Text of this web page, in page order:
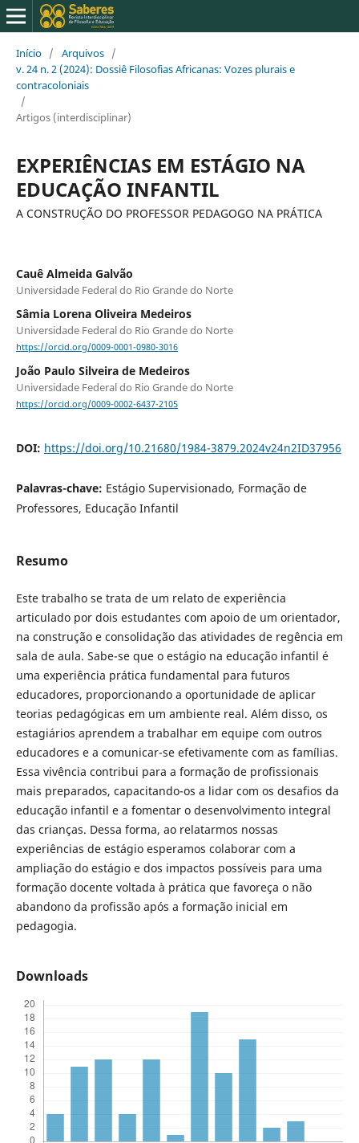
Início / Arquivos /
v. 24 n. 2 (2024): Dossiê Filosofias Africanas: Vozes plurais e
contracoloniais
/
Artigos (interdisciplinar)
EXPERIÊNCIAS EM ESTÁGIO NA
EDUCAÇÃO INFANTIL
A CONSTRUÇÃO DO PROFESSOR PEDAGOGO NA PRÁTICA
Cauê Almeida Galvão
Universidade Federal do Rio Grande do Norte
Sâmia Lorena Oliveira Medeiros
Universidade Federal do Rio Grande do Norte
https://orcid.org/0009-0001-0980-3016
João Paulo Silveira de Medeiros
Universidade Federal do Rio Grande do Norte
https://orcid.org/0009-0002-6437-2105
DOI: https://doi.org/10.21680/1984-3879.2024v24n2ID37956
Palavras-chave: Estágio Supervisionado, Formação de
Professores, Educação Infantil
Resumo
Este trabalho se trata de um relato de experiência
articulado por dois estudantes com apoio de um orientador,
na construção e consolidação das atividades de regência em
sala de aula. Sabe-se que o estágio na educação infantil é
uma experiência prática fundamental para futuros
educadores, proporcionando a oportunidade de aplicar
teorias pedagógicas em um ambiente real. Além disso, os
estagiários aprendem a trabalhar em equipe com outros
educadores e a comunicar-se efetivamente com as famílias.
Essa vivência contribui para a formação de profissionais
mais preparados, capacitando-os a lidar com os desafios da
educação infantil e a fomentar o desenvolvimento integral
das crianças. Dessa forma, ao relatarmos nossas
experiências de estágio esperamos colaborar com a
ampliação do estágio e dos impactos possíveis para uma
formação docente voltada à prática que favoreça o não
abandono da profissão após a formação inicial em
pedagogia.
Downloads